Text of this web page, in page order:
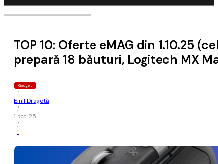
TOP 10: Oferte eMAG din 1.10.25
prepară 18 băuturi, Logitech MX
Gadget
/
Emil Dragotă
/
1 oct. 25
/
1